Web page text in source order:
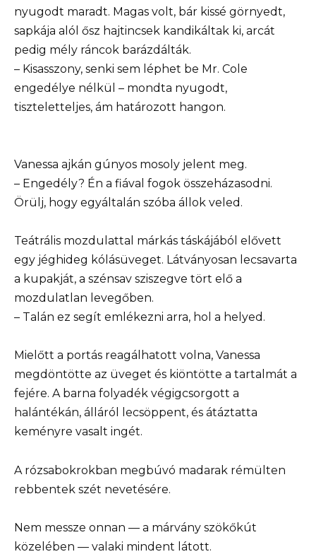
nyugodt maradt. Magas volt, bár kissé görnyedt,
sapkája alól ősz hajtincsek kandikáltak ki, arcát
pedig mély ráncok barázdálták.
– Kisasszony, senki sem léphet be Mr. Cole
engedélye nélkül – mondta nyugodt,
tiszteletteljes, ám határozott hangon.
Vanessa ajkán gúnyos mosoly jelent meg.
– Engedély? Én a fiával fogok összeházasodni.
Örülj, hogy egyáltalán szóba állok veled.
Teátrális mozdulattal márkás táskájából elővett
egy jéghideg kólásüveget. Látványosan lecsavarta
a kupakját, a szénsav sziszegve tört elő a
mozdulatlan levegőben.
– Talán ez segít emlékezni arra, hol a helyed.
Mielőtt a portás reagálhatott volna, Vanessa
megdöntötte az üveget és kiöntötte a tartalmát a
fejére. A barna folyadék végigcsorgott a
halántékán, álláról lecsöppent, és átáztatta
keményre vasalt ingét.
A rózsabokrokban megbúvó madarak rémülten
rebbentek szét nevetésére.
Nem messze onnan — a márvány szökőkút
közelében — valaki mindent látott.